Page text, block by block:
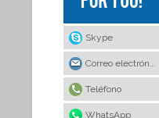
Skype
Teléfono
WhatsApp